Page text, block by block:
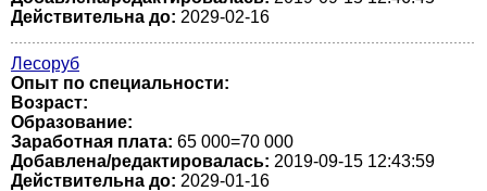
Действительна до: 2029-02-16
Лесоруб
Опыт по специальности:
Возраст:
Образование:
Заработная плата: 65 000=70 000
Добавлена/редактировалась: 2019-09-15 12:43:59
Действительна до: 2029-01-16